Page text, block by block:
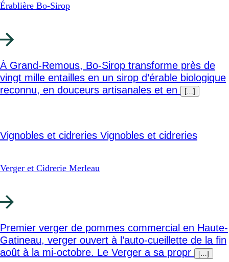
Érablière Bo-Sirop
À Grand‑Remous, Bo‑Sirop transforme près de
vingt mille entailles en un sirop d’érable biologique
reconnu, en douceurs artisanales et en
[…]
Vignobles et cidreries Vignobles et cidreries
Verger et Cidrerie Merleau
Premier verger de pommes commercial en Haute-
Gatineau, verger ouvert à l’auto-cueillette de la fin
août à la mi-octobre. Le Verger a sa propr
[…]